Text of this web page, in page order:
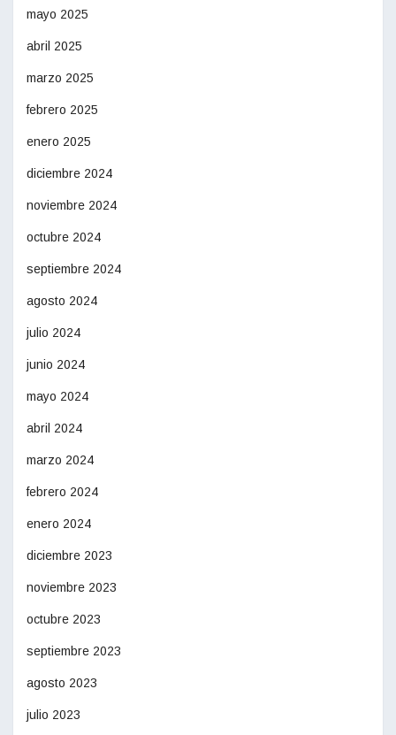
mayo 2025
abril 2025
marzo 2025
febrero 2025
enero 2025
diciembre 2024
noviembre 2024
octubre 2024
septiembre 2024
agosto 2024
julio 2024
junio 2024
mayo 2024
abril 2024
marzo 2024
febrero 2024
enero 2024
diciembre 2023
noviembre 2023
octubre 2023
septiembre 2023
agosto 2023
julio 2023